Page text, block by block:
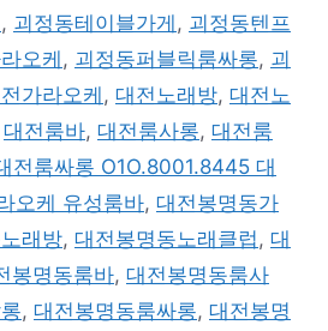
, 괴정동테이블가게 , 괴정동텐프
오케 , 괴정동퍼블릭룸싸롱, 괴
가라오케 , 대전노래방, 대전노
대전룸바, 대전룸사롱, 대전룸
전룸싸롱 O1O.8001.8445 대
오케 유성룸바, 대전봉명동가
래방, 대전봉명동노래클럽 , 대
봉명동룸바, 대전봉명동룸사
, 대전봉명동룸싸롱, 대전봉명